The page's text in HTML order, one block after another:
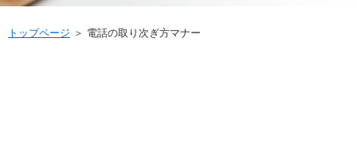
トップページ ＞ 電話の取り次ぎ方マナー